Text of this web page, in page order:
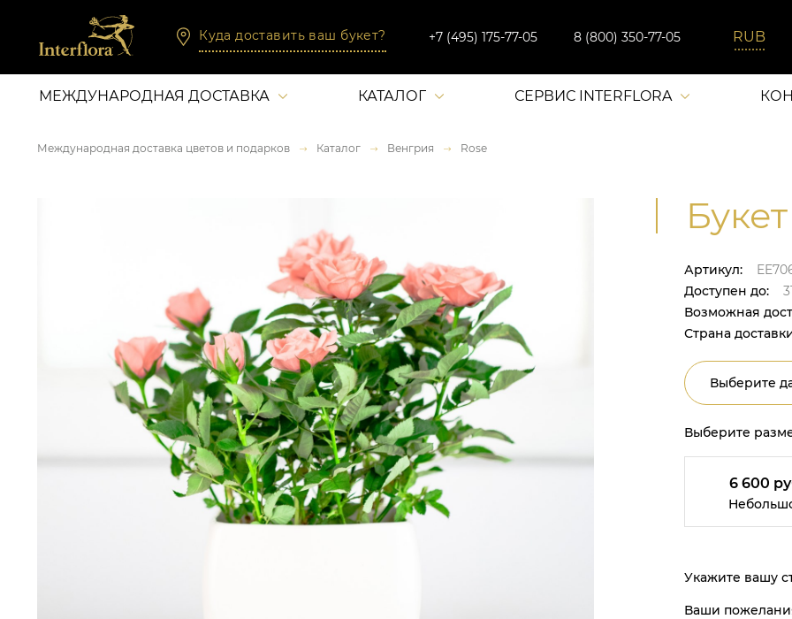
Куда доставить ваш букет? +7 (495) 175-77-05 8 (800) 350-77-05
МЕЖДУНАРОДНАЯ ДОСТАВКА КАТАЛОГ СЕРВИС INTERFLORA
Международная доставка цветов и подарков Каталог Венгрия Rose
Артикул:
Доступен до:
Возможная
Страна
Выберите
Выберите
6 600
Укажите вашу
Ваши